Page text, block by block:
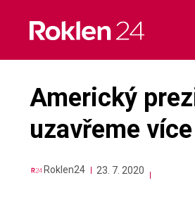
content
Americký
uzavřeme
Roklen24 23. 7. 2020